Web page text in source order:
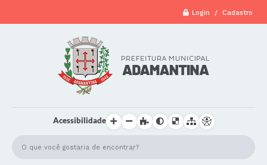
Login / Cadastro
Acessibilidade